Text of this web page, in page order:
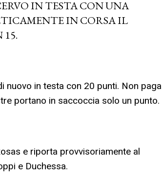
IN TESTA CON UNA
IN CORSA IL
15.
nuovo in testa con 20 punti. Non paga
portano in saccoccia solo un punto.
e riporta provvisoriamente al
e Duchessa.